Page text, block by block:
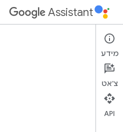
Assistant
Conversational Actions
מדריכיםמידע
צ'אט
API